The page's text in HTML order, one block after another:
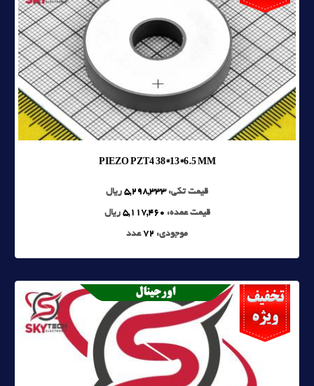
PIEZO PZT4 38*13*6.5 MM
قیمت تکی:5,298,333 ریال
قیمت عمده: 5,117,460 ریال
موجودی: 72عدد